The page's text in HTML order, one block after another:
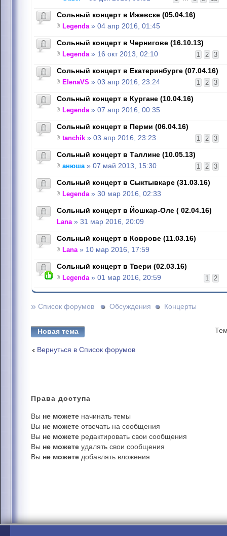
Сольный концерт в Ижевске (05.04.16)
Legenda» 04 апр 2016, 01:45
Сольный концерт в Чернигове (16.10.13)
1 2 3
Legenda» 16 окт 2013, 02:10
Сольный концерт в Екатеринбурге (07.04.16)
1 2 3
ElenaVS » 03 апр 2016, 23:24
Сольный концерт в Кургане (10.04.16)
Legenda» 07 апр 2016, 00:35
Сольный концерт в Перми (06.04.16)
1 2 3
tanchik » 03 апр 2016, 23:23
Сольный концерт в Таллине (10.05.13)
1 2 3
анюша» 07 май 2013, 15:30
Сольный концерт в Сыктывкаре (31.03.16)
Legenda» 30 мар 2016, 02:33
Сольный концерт в Йошкар-Оле ( 02.04.16)
Lana» 31 мар 2016, 20:09
Сольный концерт в Коврове (11.03.16)
Lana» 10 мар 2016, 17:59
Сольный концерт в Твери (02.03.16)
1 2
Legenda» 01 мар 2016, 20:59
» Список форумов Обсуждения Концерты
Новая тема
Вернуться в Список форумов
Права доступа
Вы не можете начинать темы
Вы не можете отвечать на сообщения
Вы не можете редактировать свои сообщения
Вы не можете удалять свои сообщения
Вы не можете добавлять вложения